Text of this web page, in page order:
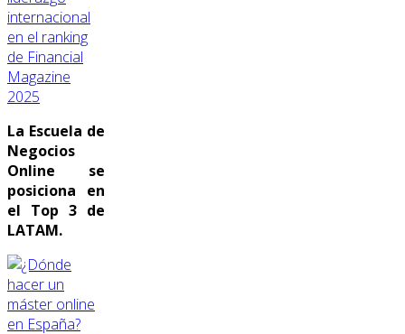
internacional
en el ranking
de Financial
Magazine
2025
La Escuela de
Negocios
Online se
posiciona en
el Top 3 de
LATAM.